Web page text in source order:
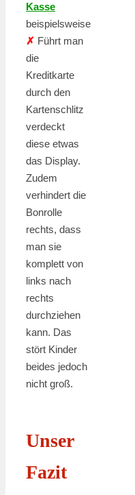
Kasse
beispielsweise
✗ Führt man
die
Kreditkarte
durch den
Kartenschlitz
verdeckt
diese etwas
das Display.
Zudem
verhindert die
Bonrolle
rechts, dass
man sie
komplett von
links nach
rechts
durchziehen
kann. Das
stört Kinder
beides jedoch
nicht groß.
Unser
Fazit